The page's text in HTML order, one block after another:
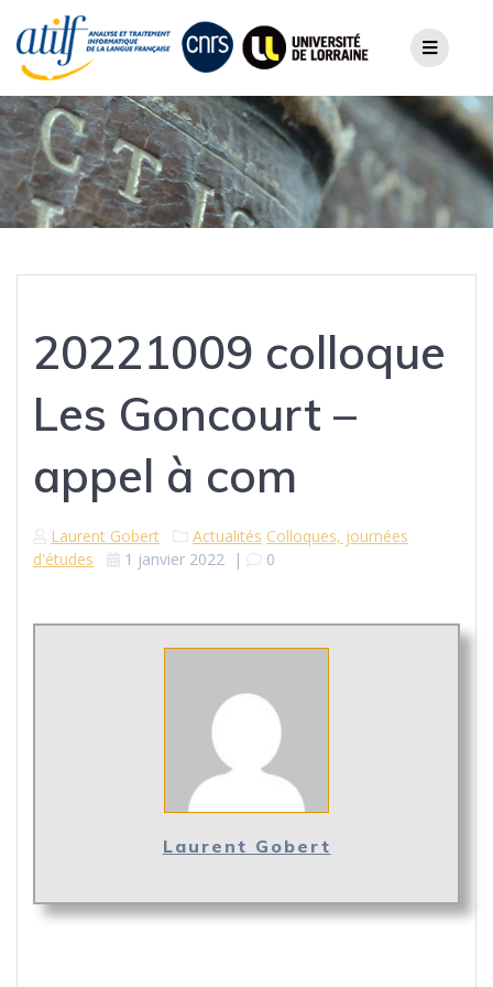
content
20221009 colloque
Les Goncourt –
appel à com
Laurent Gobert Actualités Colloques, journées
d'études
1 janvier 2022 | 0
Laurent Gobert